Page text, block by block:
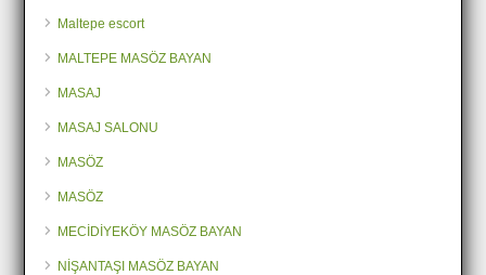
Maltepe escort
MALTEPE MASÖZ BAYAN
MASAJ
MASAJ SALONU
MASÖZ
MASÖZ
MECİDİYEKÖY MASÖZ BAYAN
NİŞANTAŞI MASÖZ BAYAN